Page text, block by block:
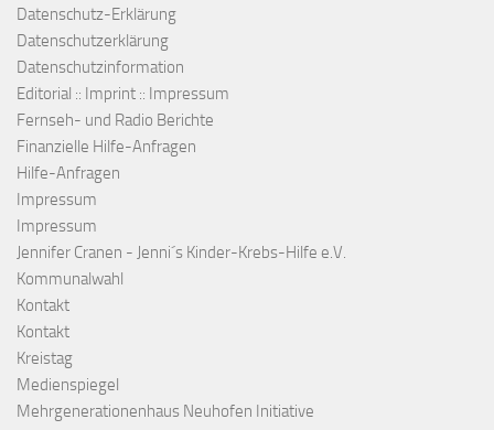
Datenschutz-Erklärung
Datenschutzerklärung
Datenschutzinformation
Editorial :: Imprint :: Impressum
Fernseh- und Radio Berichte
Finanzielle Hilfe-Anfragen
Hilfe-Anfragen
Impressum
Impressum
Jennifer Cranen - Jenni´s Kinder-Krebs-Hilfe e.V.
Kommunalwahl
Kontakt
Kontakt
Kreistag
Medienspiegel
Mehrgenerationenhaus Neuhofen Initiative